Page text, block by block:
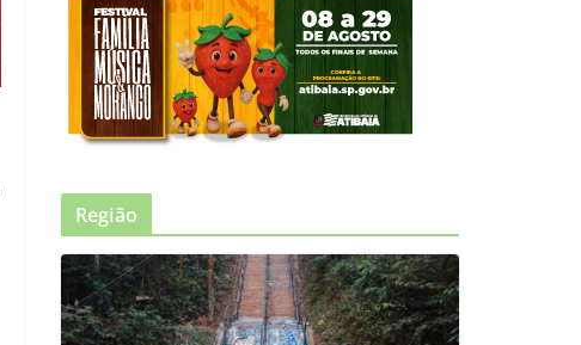
Região